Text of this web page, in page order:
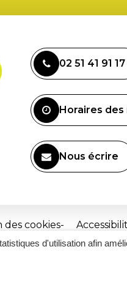
d'utilisation afin
02 51 41 91 17
Horaires des
Nous écrire
des cookies